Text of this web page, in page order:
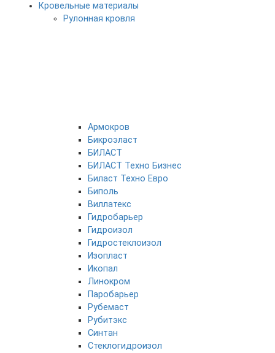
Кровельные материалы
Рулонная кровля
Армокров
Бикроэласт
БИЛАСТ
БИЛАСТ Техно Бизнес
Биласт Техно Евро
Биполь
Виллатекс
Гидробарьер
Гидроизол
Гидростеклоизол
Изопласт
Икопал
Линокром
Паробарьер
Рубемаст
Рубитэкс
Синтан
Стеклогидроизол